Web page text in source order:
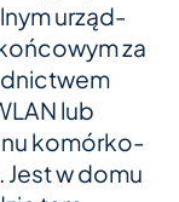
urząd­
za
lub
komór­ko­
w domu